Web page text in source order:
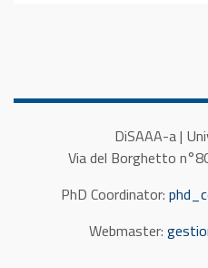
DiSAAA-a |
Via del Borghetto
PhD Coordinator:
Webmaster: